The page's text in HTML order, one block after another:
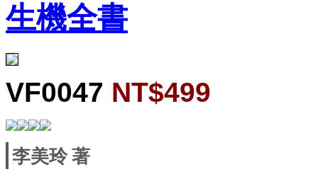
生機全書
VF0047 NT$499
李美玲著